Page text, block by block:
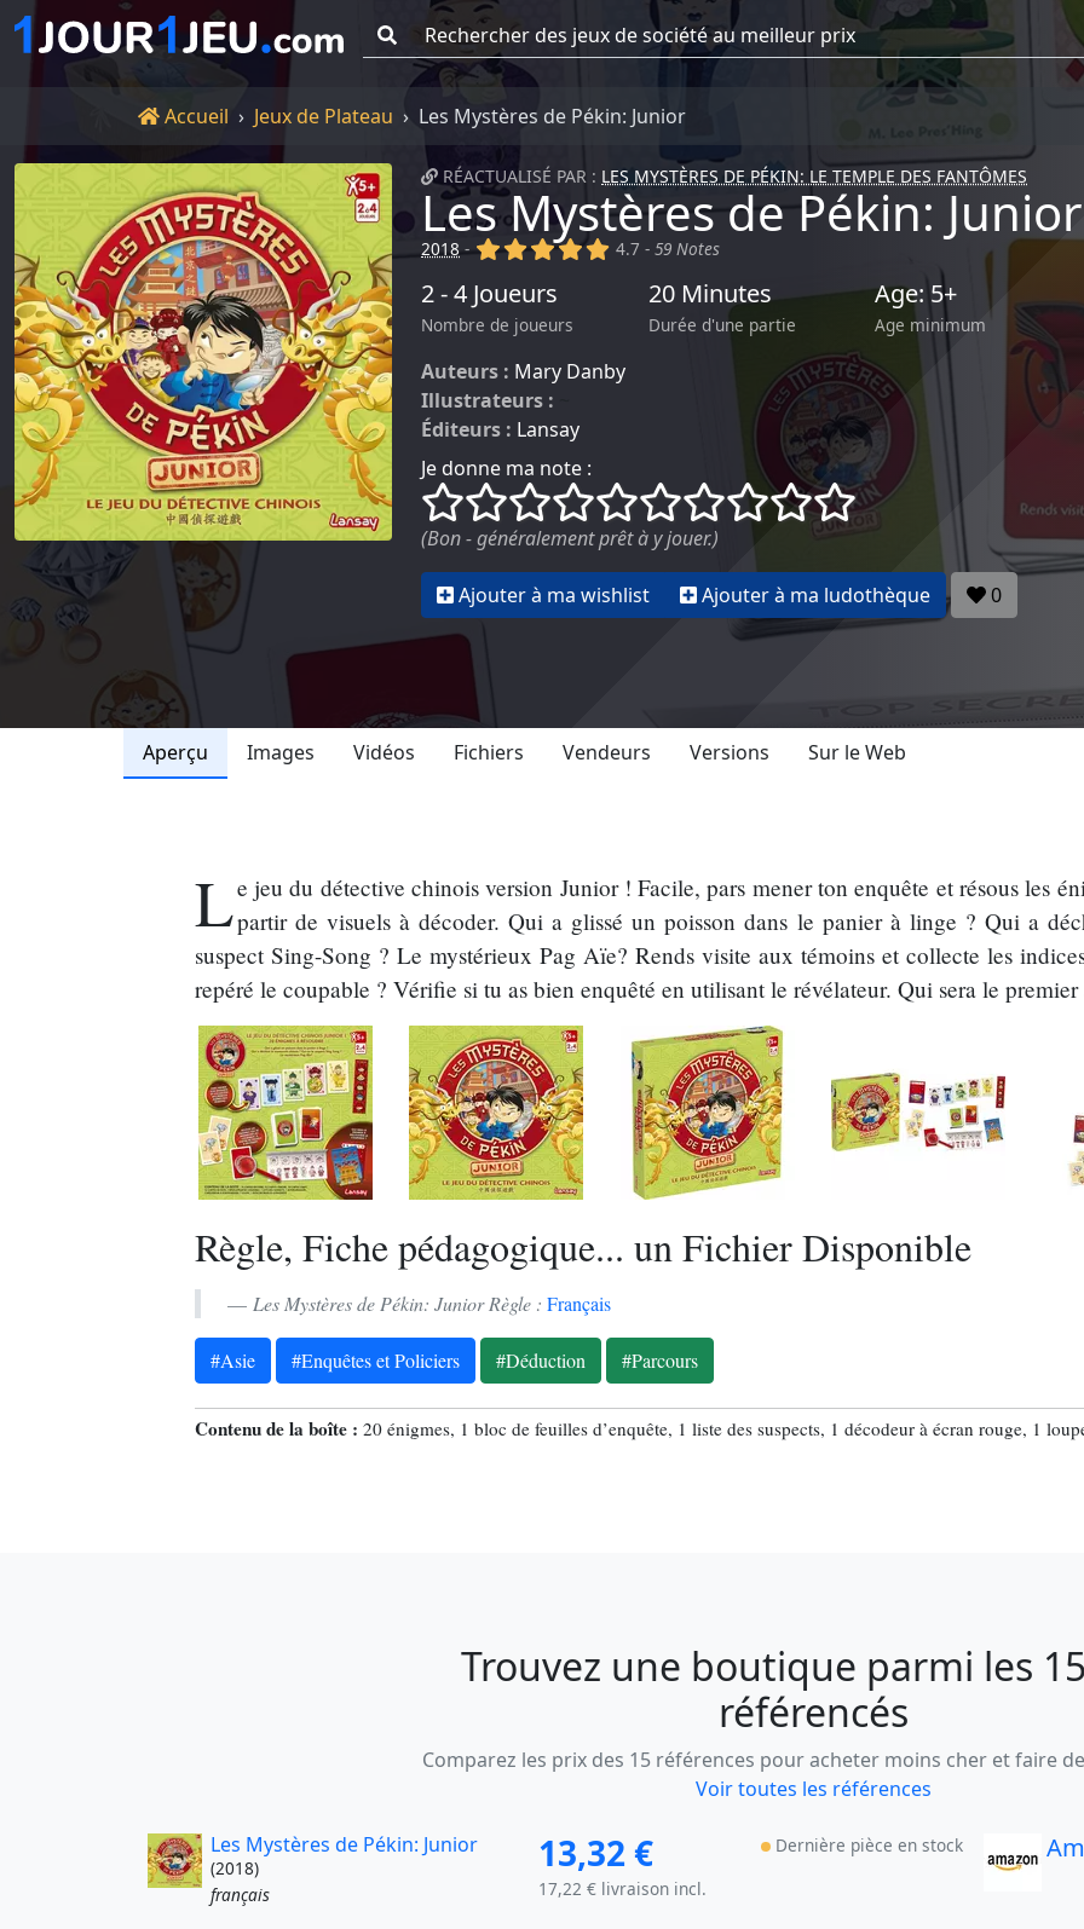
Accueil
Accueil Jeux de Plateau Les Mystères de Pékin: Junior
RÉACTUALISÉ PAR : LES MYSTÈRES DE PÉKIN: LE TEMPLE DES FANTÔMES
Les Mystères de Pékin: Junior
2018 - (x) (x) (x) (x) (x)
4.7 -59 Notes
2 - 4 Joueurs
Nombre de joueurs
20 Minutes
Durée d'une partie
Age: 5+
Age minimum
Auteurs : Mary Danby
Illustrateurs :
Éditeurs : Lansay
Je donne ma note :
()
() () () () () () () ()
()
(Bon - généralement prêt à y jouer.)
Ajouter à ma wishlist Ajouter à ma ludothèque 0
Aperçu Images Vidéos Fichiers Vendeurs Versions Sur le Web
Le jeu du détective chinois version Junior ! Facile, pars mener ton enquête et résous les
partir de visuels à décoder. Qui a glissé un poisson dans le panier à linge ? Qui a
suspect Sing-Song ? Le mystérieux Pag Aïe? Rends visite aux témoins et collecte les
repéré le coupable ? Vérifie si tu as bien enquêté en utilisant le révélateur. Qui sera le
Règle, Fiche pédagogique... un Fichier Disponible
Les Mystères de Pékin: Junior Règle : Français
#Asie #Enquêtes et Policiers #Déduction #Parcours
Contenu de la boîte : 20 énigmes, 1 bloc de feuilles d’enquête, 1 liste des suspects, 1 décodeur à écran rouge, 1
Trouvez une boutique parmi les
référencés
Comparez les prix des 15 références pour acheter moins cher et faire
Voir toutes les références
Les Mystères de Pékin: Junior
(2018)
français
13,32 €
17,22 € livraison incl.
Dernière pièce en stock